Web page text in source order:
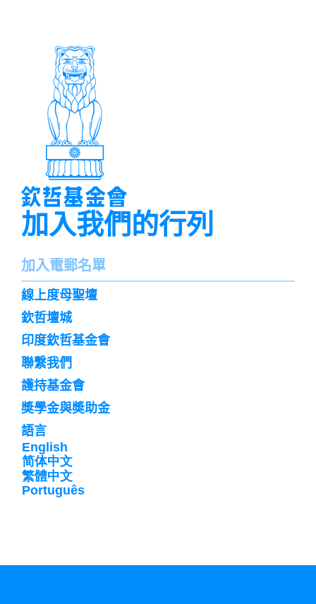
加入我們的行列
名
字
加入電郵名單
訌
閱
線上度母聖壇
欽哲壇城
印度欽哲基金會
聯繫我們
護持基金會
奬學金與奬助金
語言
English
简体中文
繁體中文
Português